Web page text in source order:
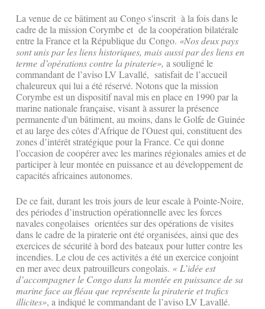
La venue de ce bâtiment au Congo s'inscrit à la fois dans le
cadre de la mission Corymbe et de la coopération bilatérale
entre la France et la République du Congo. «Nos deux pays
sont unis par les liens historiques, mais aussi par des liens en
terme d’opérations contre la piraterie», a souligné le
commandant de l’aviso LV Lavallé, satisfait de l’accueil
chaleureux qui lui a été réservé. Notons que la mission
Corymbe est un dispositif naval mis en place en 1990 par la
marine nationale française, visant à assurer la présence
permanente d'un bâtiment, au moins, dans le Golfe de Guinée
et au large des côtes d'Afrique de l'Ouest qui, constituent des
zones d’intérêt stratégique pour la France. Ce qui donne
l’occasion de coopérer avec les marines régionales amies et de
participer à leur montée en puissance et au développement de
capacités africaines autonomes.
De ce fait, durant les trois jours de leur escale à Pointe-Noire,
des périodes d’instruction opérationnelle avec les forces
navales congolaises orientées sur des opérations de visites
dans le cadre de la piraterie ont été organisées, ainsi que des
exercices de sécurité à bord des bateaux pour lutter contre les
incendies. Le clou de ces activités a été un exercice conjoint
en mer avec deux patrouilleurs congolais. « L’idée est
d’accompagner le Congo dans la montée en puissance de sa
marine face au fléau que représente la piraterie et trafics
illicites», a indiqué le commandant de l’aviso LV Lavallé.